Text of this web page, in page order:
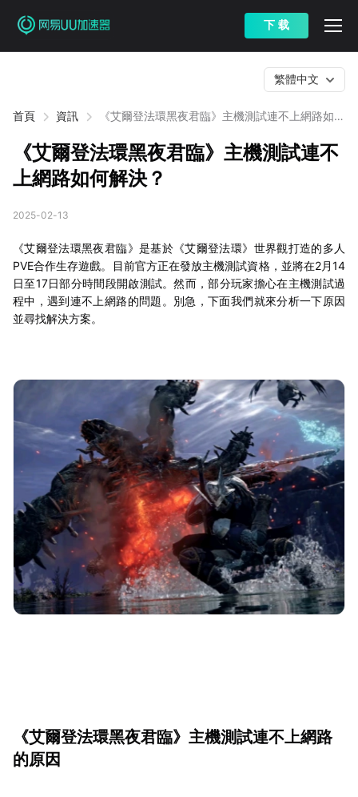
下 载
首頁 資訊
《艾爾登法環黑夜君臨》主機測試連不上網路如何
繁體中文
《艾爾登法環黑夜君臨》主機測試連不
上網路如何解決？
2025-02-13
《艾爾登法環黑夜君臨》是基於《艾爾登法環》世界觀打造的多人
PVE合作生存遊戲。目前官方正在發放主機測試資格，並將在2月14
日至17日部分時間段開啟測試。然而，部分玩家擔心在主機測試過
程中，遇到連不上網路的問題。別急，下面我們就來分析一下原因
並尋找解決方案。
《艾爾登法環黑夜君臨》主機測試連不上網路
的原因